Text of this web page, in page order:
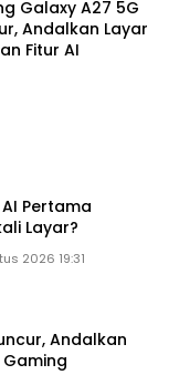
Galaxy A27 5G
Andalkan Layar
Fitur AI
Pertama
Layar?
2026 19:31
Andalkan